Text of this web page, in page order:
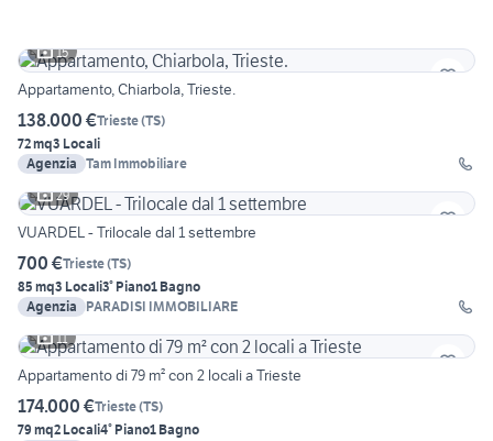
15
Appartamento, Chiarbola, Trieste.
138.000 €Trieste(TS)
72 mq3 Locali
Agenzia Tam Immobiliare
29
VUARDEL - Trilocale dal 1 settembre
700 €Trieste(TS)
85 mq3 Locali3° Piano1 Bagno
Agenzia
PARADISI IMMOBILIARE
11
Appartamento di 79 m² con 2 locali a Trieste
174.000 €Trieste(TS)
79 mq2 Locali4° Piano1 Bagno